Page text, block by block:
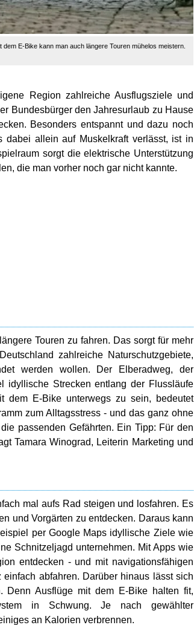
E-Bike kann man auch längere Touren mühelos meistern.
Region zahlreiche Ausflugsziele und
Bundesbürger den Jahresurlaub zu Hause
Besonders entspannt und dazu noch
dabei allein auf Muskelkraft verlässt, ist in
sorgt die elektrische Unterstützung
die man vorher noch gar nicht kannte.
Touren zu fahren. Das sorgt für mehr
zahlreiche Naturschutzgebiete,
werden wollen. Der Elberadweg, der
idyllische Strecken entlang der Flussläufe
dem E-Bike unterwegs zu sein, bedeutet
zum Alltagsstress - und das ganz ohne
passenden Gefährten. Ein Tipp: Für den
Tamara Winograd, Leiterin Marketing und
mal aufs Rad steigen und losfahren. Es
und Vorgärten zu entdecken. Daraus kann
per Google Maps idyllische Ziele wie
Schnitzeljagd unternehmen. Mit Apps wie
entdecken - und mit navigationsfähigen
abfahren. Darüber hinaus lässt sich
Denn Ausflüge mit dem E-Bike halten fit,
in Schwung. Je nach gewählter
an Kalorien verbrennen.